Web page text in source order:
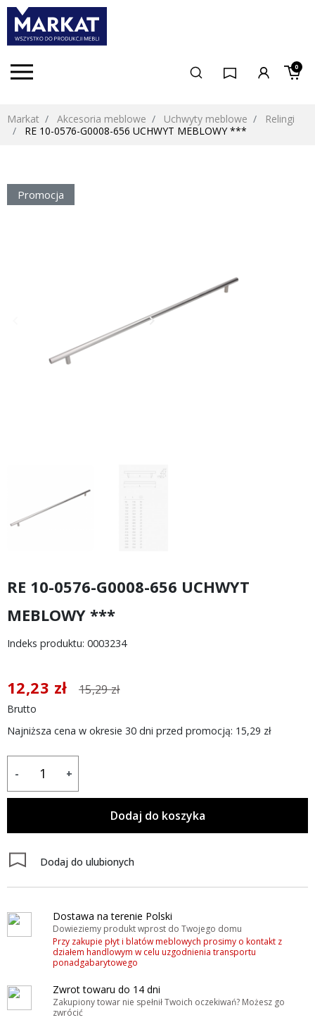
0
Markat Akcesoria meblowe Uchwyty meblowe
Relingi
RE 10-0576-G0008-656 UCHWYT MEBLOWY ***
Promocja
Następny
keyboard_arrow_right
RE 10-0576-G0008-656 UCHWYT
MEBLOWY ***
Indeks produktu: 0003234
12,23 zł 15,29 zł
Brutto
Najniższa cena w okresie 30 dni przed promocją: 15,29 zł
- +
Dodaj do koszyka
Dodaj do ulubionych
Dostawa na terenie Polski
Dowieziemy produkt wprost do Twojego domu
Przy zakupie płyt i blatów meblowych prosimy o kontakt z
działem handlowym w celu uzgodnienia transportu
ponadgabarytowego
Zwrot towaru do 14 dni
Zakupiony towar nie spełnił Twoich oczekiwań? Możesz go
zwrócić